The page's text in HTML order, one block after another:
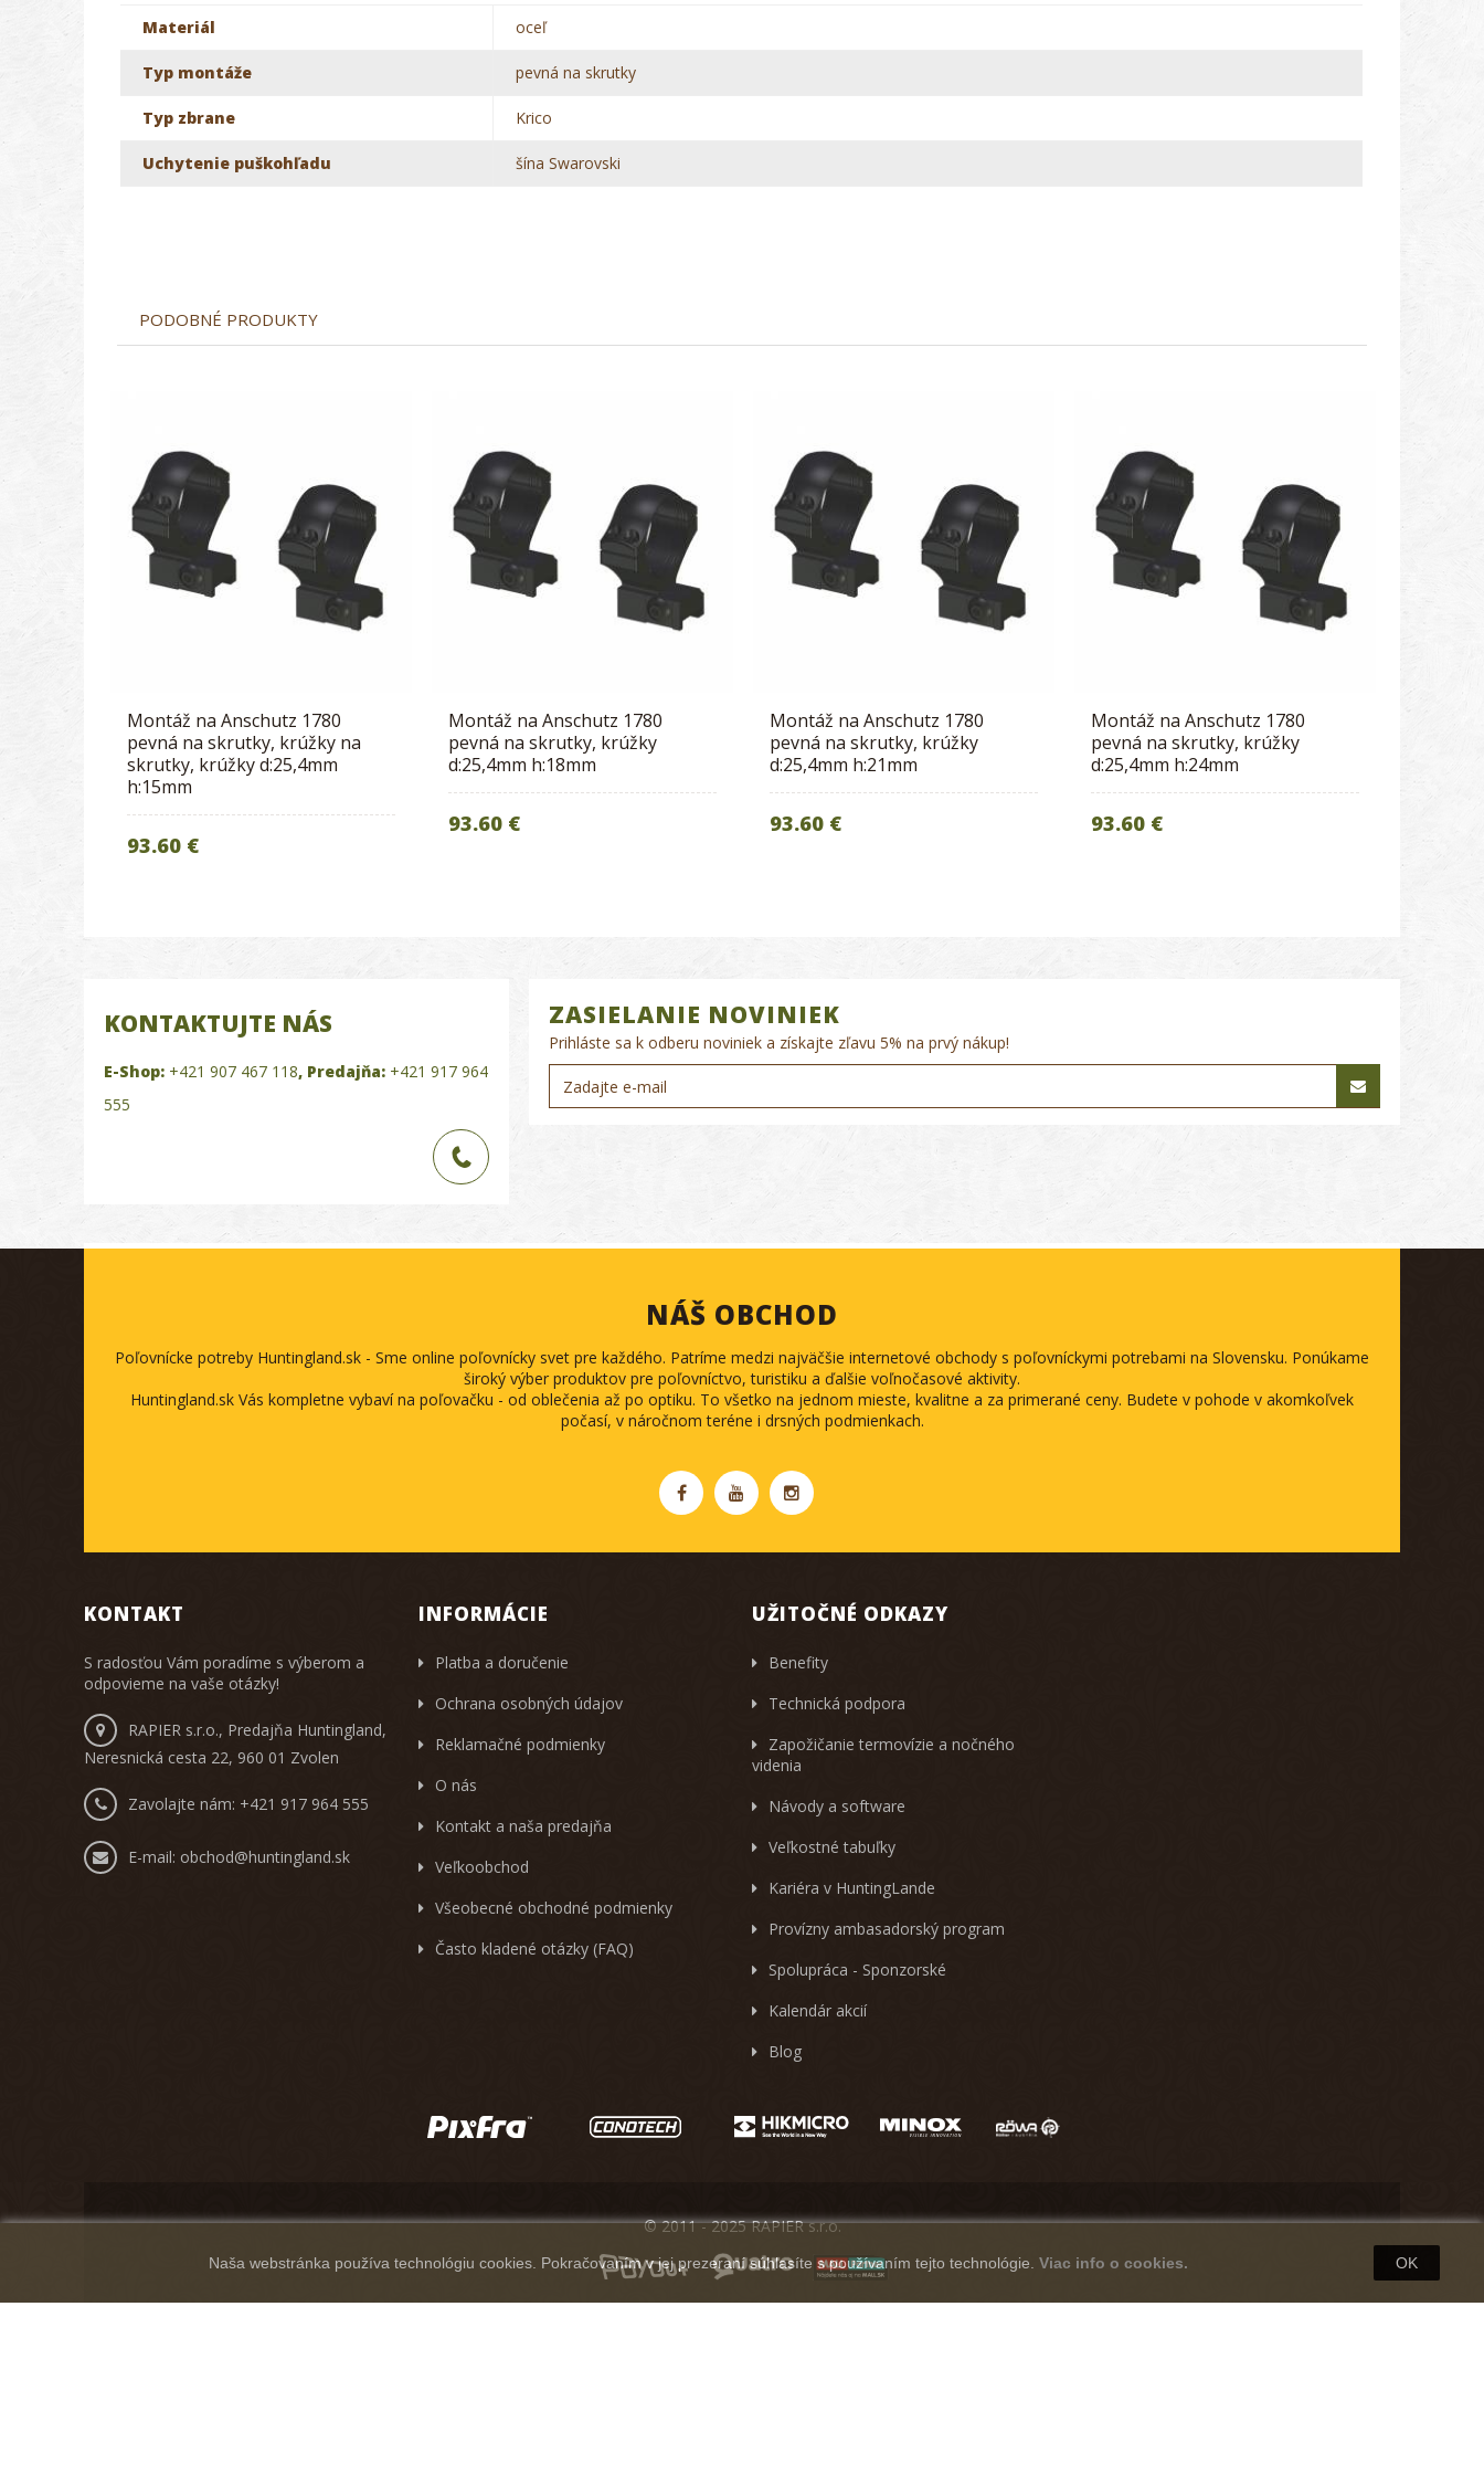
Materiál oceľ
Typ montáže pevná na skrutky
Typ zbrane Krico
Uchytenie puškohľadu šína Swarovski
PODOBNÉ PRODUKTY
Montáž na Anschutz 1780
pevná na skrutky, krúžky na
skrutky, krúžky d:25,4mm
h:15mm
93.60 €
Montáž na Anschutz 1780
pevná na skrutky, krúžky
d:25,4mm h:18mm
93.60 €
Montáž na Anschutz 1780
pevná na skrutky, krúžky
d:25,4mm h:21mm
93.60 €
Montáž na Anschutz 1780
pevná na skrutky, krúžky
d:25,4mm h:24mm
93.60 €
KONTAKTUJTE NÁS
E-Shop: +421 907 467 118, Predajňa: +421 917 964
555
ZASIELANIE NOVINIEK
Prihláste sa k odberu noviniek a získajte zľavu 5% na prvý nákup!
NÁŠ OBCHOD
Poľovnícke potreby Huntingland.sk - Sme online poľovnícky svet pre každého. Patríme medzi najväčšie internetové obchody s poľovníckymi potrebami na Slovensku. Ponúkame
široký výber produktov pre poľovníctvo, turistiku a ďalšie voľnočasové aktivity.
Huntingland.sk Vás kompletne vybaví na poľovačku - od oblečenia až po optiku. To všetko na jednom mieste, kvalitne a za primerané ceny. Budete v pohode v akomkoľvek
počasí, v náročnom teréne i drsných podmienkach.
KONTAKT
S radosťou Vám poradíme s výberom a
odpovieme na vaše otázky!
RAPIER s.r.o., Predajňa Huntingland,
Neresnická cesta 22, 960 01 Zvolen
Zavolajte nám: +421 917 964 555
E-mail: obchod@huntingland.sk
INFORMÁCIE
Platba a doručenie
Ochrana osobných údajov
Reklamačné podmienky
O nás
Kontakt a naša predajňa
Veľkoobchod
Všeobecné obchodné podmienky
Často kladené otázky (FAQ)
UŽITOČNÉ ODKAZY
Benefity
Technická podpora
Zapožičanie termovízie a nočného
videnia
Návody a software
Veľkostné tabuľky
Kariéra v HuntingLande
Provízny ambasadorský program
Spolupráca - Sponzorské
Kalendár akcií
Blog
Naša webstránka používa technológiu cookies. Pokračovaním v jej prezeraní súhlasíte s používaním tejto technológie. Viac info o cookies. OK
© 2011 - 2025 RAPIER s.r.o.